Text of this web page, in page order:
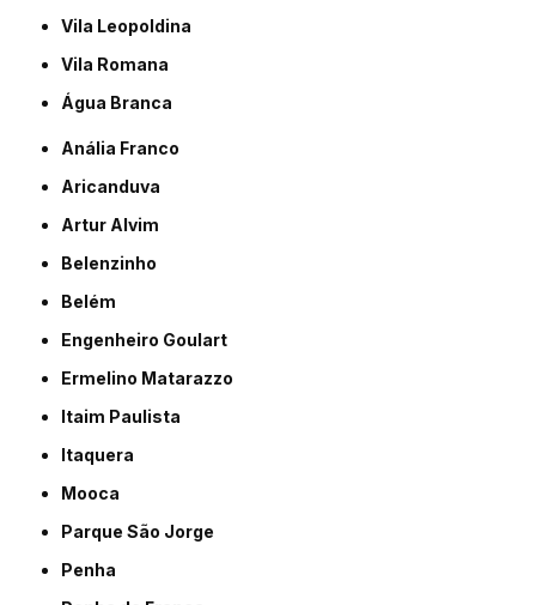
Vila Leopoldina
Vila Romana
Água Branca
Anália Franco
Aricanduva
Artur Alvim
Belenzinho
Belém
Engenheiro Goulart
Ermelino Matarazzo
Itaim Paulista
Itaquera
Mooca
Parque São Jorge
Penha